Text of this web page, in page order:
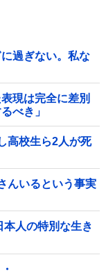
過ぎない。私な
現は完全に差別
べき」
高校生ら2人が死
んいるという事実
人の特別な生き